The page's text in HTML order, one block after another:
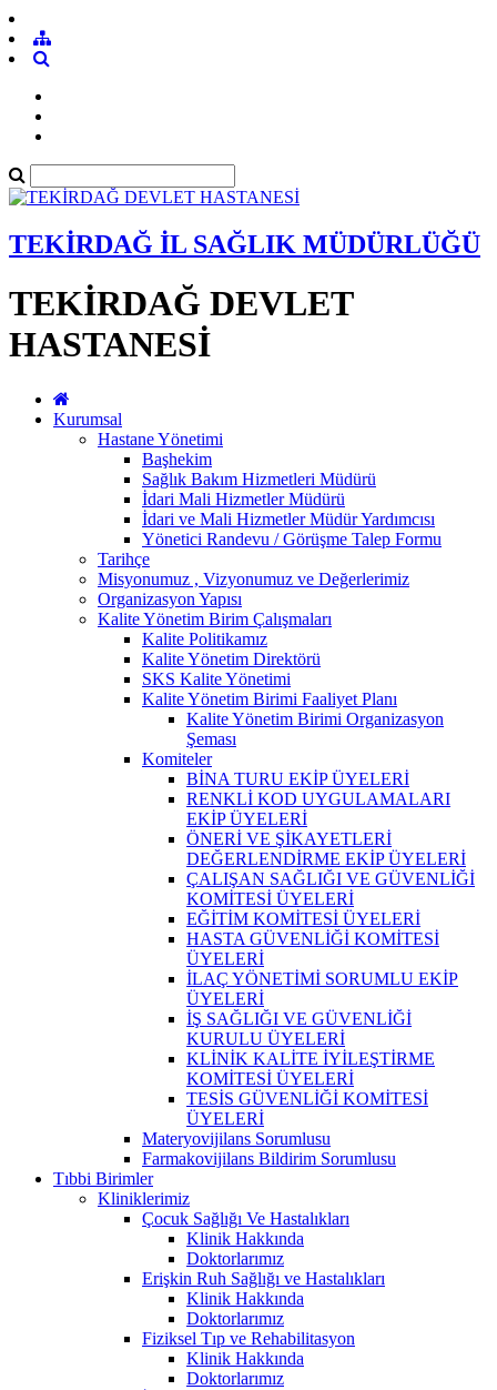
TEKİRDAĞ İL SAĞLIK MÜDÜRLÜĞÜ
TEKİRDAĞ DEVLET
HASTANESİ
Kurumsal
Hastane Yönetimi
Başhekim
Sağlık Bakım Hizmetleri Müdürü
İdari Mali Hizmetler Müdürü
İdari ve Mali Hizmetler Müdür Yardımcısı
Yönetici Randevu / Görüşme Talep Formu
Tarihçe
Misyonumuz , Vizyonumuz ve Değerlerimiz
Organizasyon Yapısı
Kalite Yönetim Birim Çalışmaları
Kalite Politikamız
Kalite Yönetim Direktörü
SKS Kalite Yönetimi
Kalite Yönetim Birimi Faaliyet Planı
Kalite Yönetim Birimi Organizasyon
Şeması
Komiteler
BİNA TURU EKİP ÜYELERİ
RENKLİ KOD UYGULAMALARI
EKİP ÜYELERİ
ÖNERİ VE ŞİKAYETLERİ
DEĞERLENDİRME EKİP ÜYELERİ
ÇALIŞAN SAĞLIĞI VE GÜVENLİĞİ
KOMİTESİ ÜYELERİ
EĞİTİM KOMİTESİ ÜYELERİ
HASTA GÜVENLİĞİ KOMİTESİ
ÜYELERİ
İLAÇ YÖNETİMİ SORUMLU EKİP
ÜYELERİ
İŞ SAĞLIĞI VE GÜVENLİĞİ
KURULU ÜYELERİ
KLİNİK KALİTE İYİLEŞTİRME
KOMİTESİ ÜYELERİ
TESİS GÜVENLİĞİ KOMİTESİ
ÜYELERİ
Materyovijilans Sorumlusu
Farmakovijilans Bildirim Sorumlusu
Tıbbi Birimler
Kliniklerimiz
Çocuk Sağlığı Ve Hastalıkları
Klinik Hakkında
Doktorlarımız
Erişkin Ruh Sağlığı ve Hastalıkları
Klinik Hakkında
Doktorlarımız
Fiziksel Tıp ve Rehabilitasyon
Klinik Hakkında
Doktorlarımız